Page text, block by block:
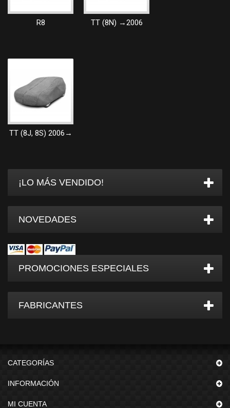
R8 TT (8N) →2006
TT (8J, 8S) 2006→
¡LO MÁS VENDIDO!
NOVEDADES
PROMOCIONES ESPECIALES
FABRICANTES
CATEGORÍAS
INFORMACIÓN
MI CUENTA